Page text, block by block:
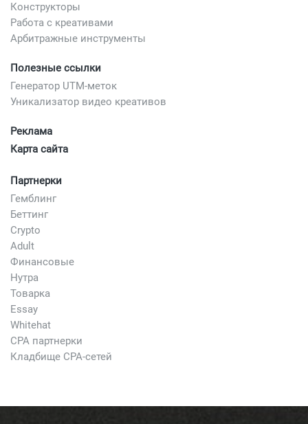
Конструкторы
Работа с креативами
Арбитражные инструменты
Полезные ссылки
Генератор UTM-меток
Уникализатор видео креативов
Реклама
Карта сайта
Партнерки
Гемблинг
Беттинг
Crypto
Adult
Финансовые
Нутра
Товарка
Essay
Whitehat
CPA партнерки
Кладбище CPA-сетей